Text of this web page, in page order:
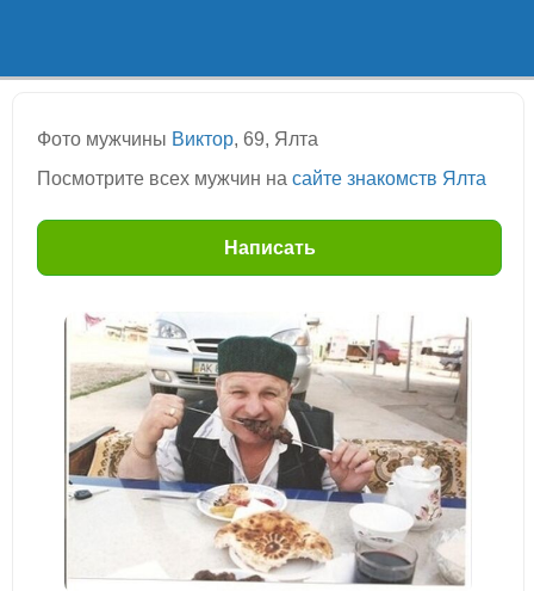
Фото мужчины Виктор, 69, Ялта
Посмотрите всех мужчин на сайте знакомств Ялта
Написать